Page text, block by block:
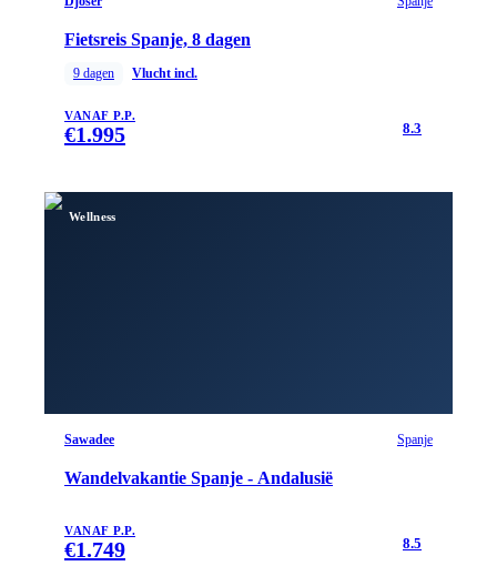
Fietsreis Spanje, 8 dagen
9 dagen Vlucht incl.
VANAF P.P.
€1.995 8.3
Wellness
Sawadee Spanje
Wandelvakantie Spanje - Andalusië
VANAF P.P.
€1.749 8.5